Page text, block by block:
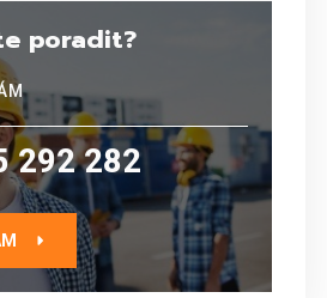
poradit?
292 282